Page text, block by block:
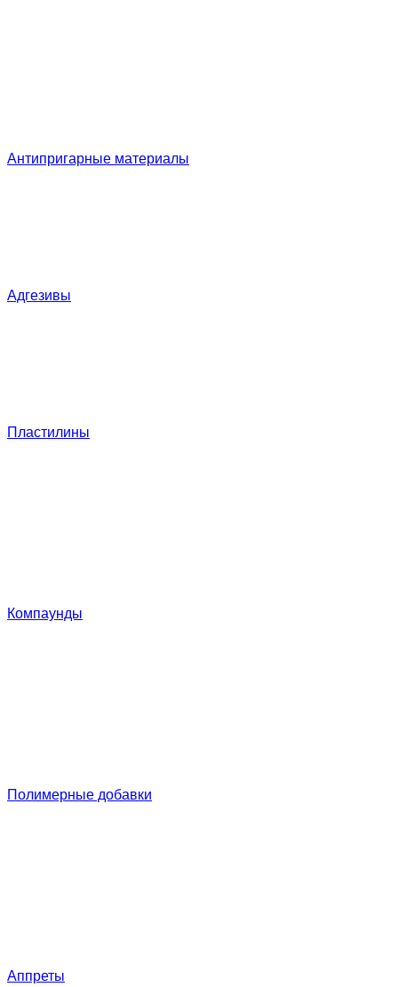
Антипригарные материалы
Адгезивы
Пластилины
Компаунды
Полимерные добавки
Аппреты